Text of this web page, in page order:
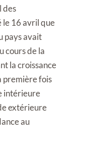
des
le 16 avril que
pays avait
cours de la
la croissance
première fois
intérieure
extérieure
au